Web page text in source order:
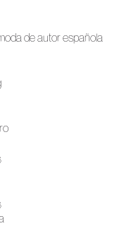
de autor española